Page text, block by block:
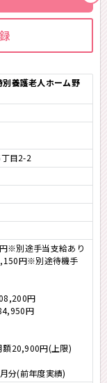
養護老人ホーム野
目2-2
※別途手当支給あり
円※別途待機手
円
円
20,900円(上限)
分(前年度実績)